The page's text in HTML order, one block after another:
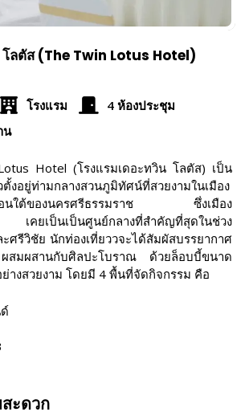
โลตัส (The Twin Lotus Hotel)
โรงแรม
4 ห้องประชุม
น
Hotel (โรงแรมเดอะทวิน โลตัส) เป็น
งอยู่ท่ามกลางสวนภูมิทัศน์ที่สวยงามในเมือง
ตอนใต้ของนครศรีธรรมราช ซึ่งเมือง
คยเป็นเป็นศูนย์กลางที่สำคัญที่สุดในช่วง
ศรีวิชัย นักท่องเที่ยววจะได้สัมผัสบรรยากาศ
สมผสานกับศิลปะโบราณ ด้วยล็อบบี้ขนาด
างสวยงาม โดยมี 4 พื้นที่จัดกิจกรรม คือ
ะดวก